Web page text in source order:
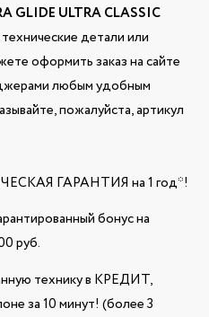
GLIDE ULTRA CLASSIC
детали или
оформить заказ на сайте
любым удобным
пожалуйста, артикул
ГАРАНТИЯ на 1 год*!
бонус на
руб.
технику в КРЕДИТ,
за 10 минут! (более 3